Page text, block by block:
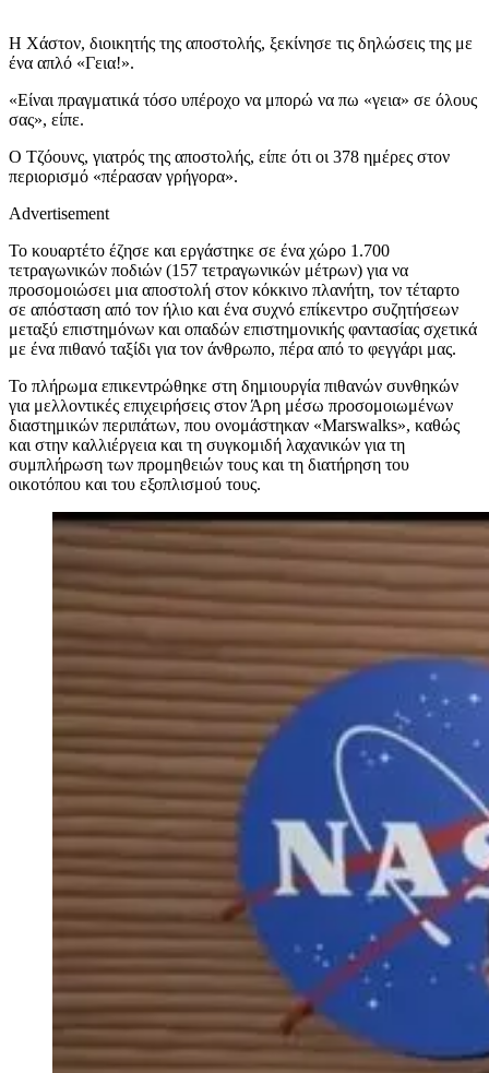
Η Χάστον, διοικητής της αποστολής, ξεκίνησε τις δηλώσεις της με
ένα απλό «Γεια!».
«Είναι πραγματικά τόσο υπέροχο να μπορώ να πω «γεια» σε όλους
σας», είπε.
Ο Τζόουνς, γιατρός της αποστολής, είπε ότι οι 378 ημέρες στον
περιορισμό «πέρασαν γρήγορα».
Advertisement
Το κουαρτέτο έζησε και εργάστηκε σε ένα χώρο 1.700
τετραγωνικών ποδιών (157 τετραγωνικών μέτρων) για να
προσομοιώσει μια αποστολή στον κόκκινο πλανήτη, τον τέταρτο
σε απόσταση από τον ήλιο και ένα συχνό επίκεντρο συζητήσεων
μεταξύ επιστημόνων και οπαδών επιστημονικής φαντασίας σχετικά
με ένα πιθανό ταξίδι για τον άνθρωπο, πέρα από το φεγγάρι μας.
Το πλήρωμα επικεντρώθηκε στη δημιουργία πιθανών συνθηκών
για μελλοντικές επιχειρήσεις στον Άρη μέσω προσομοιωμένων
διαστημικών περιπάτων, που ονομάστηκαν «Marswalks», καθώς
και στην καλλιέργεια και τη συγκομιδή λαχανικών για τη
συμπλήρωση των προμηθειών τους και τη διατήρηση του
οικοτόπου και του εξοπλισμού τους.